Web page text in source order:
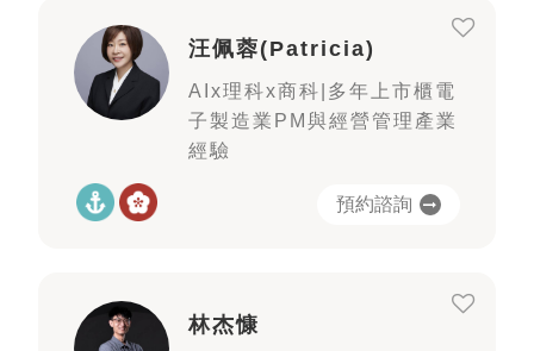
汪佩蓉(Patricia)
AIx理科x商科|多年上市櫃電
子製造業PM與經營管理產業
經驗
預約諮詢
林杰慷